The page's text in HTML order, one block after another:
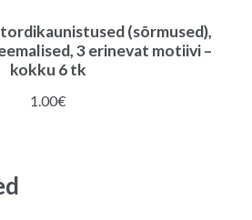
(sõrmused),
3 erinevat motiivi –
kokku 6 tk
1.00€